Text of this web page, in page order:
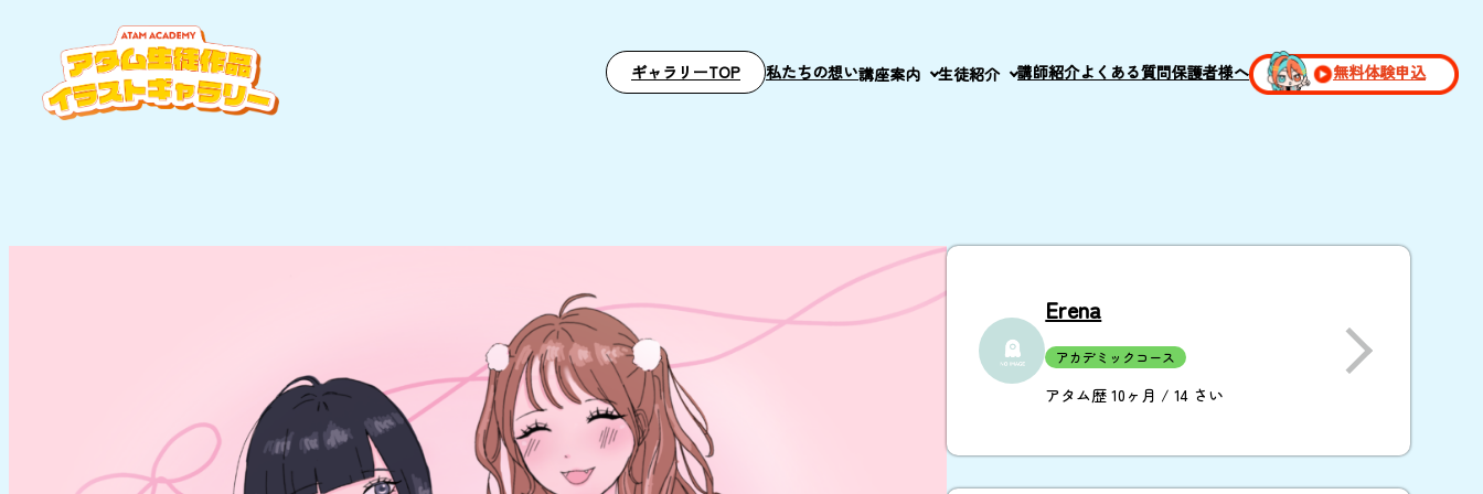
ギャラリーTOP 私たちの想い講座案内 生徒紹介 講師紹介よくある質問保護者様へ 無料体験申込
Erena
アカデミックコース
アタム歴 10ヶ月 / 14 さい